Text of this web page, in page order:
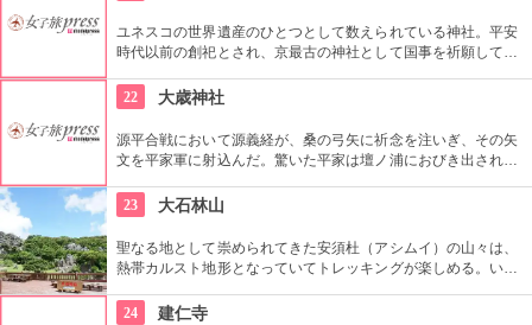
ユネスコの世界遺産のひとつとして数えられている神社。平安
時代以前の創祀とされ、京最古の神社として国事を祈願してい
な場所だ。パワースポットとして知られるほか、縁結びの神社
としても知られる。
22 大歳神社
源平合戦において源義経が、桑の弓矢に祈念を注いぎ、その矢
文を平家軍に射込んだ。驚いた平家は壇ノ浦におびき出されと
った。その戦いの翌年、四軒の漁民が義経の祈願の有様を敬
い、神祠を祀ったことから大歳神社の由緒とされる。維新回天
の大業に蜂起した奇兵隊白石正一郎、高杉晋作の地でもあり、
白石正一郎は成就を祈請して奉納した大鳥居などもある。源義
経が描かれた勝守は満願成就、心願成就の幸せを運ぶお守とし
た御守りがある。(各700円)
23 大石林山
聖なる地として崇められてきた安須杜（アシムイ）の山々は、
熱帯カルスト地形となっていてトレッキングが楽しめる。いろ
フレッシュとパワーチャージに最適。
24 建仁寺